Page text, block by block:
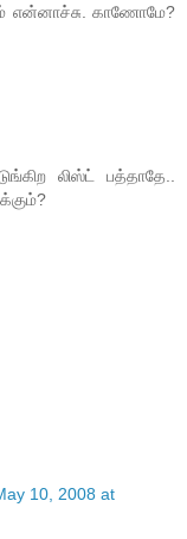
என்னாச்சு. காணோமே?
லிஸ்ட் பத்தாதே..
10, 2008 at